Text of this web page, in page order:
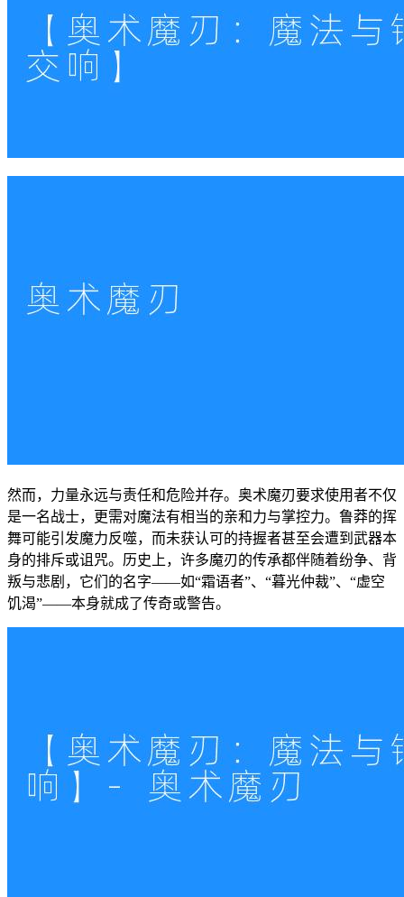
然而，力量永远与责任和危险并存。奥术魔刃要求使用者不仅
是一名战士，更需对魔法有相当的亲和力与掌控力。鲁莽的挥
舞可能引发魔力反噬，而未获认可的持握者甚至会遭到武器本
身的排斥或诅咒。历史上，许多魔刃的传承都伴随着纷争、背
叛与悲剧，它们的名字——如“霜语者”、“暮光仲裁”、“虚空
饥渴”——本身就成了传奇或警告。